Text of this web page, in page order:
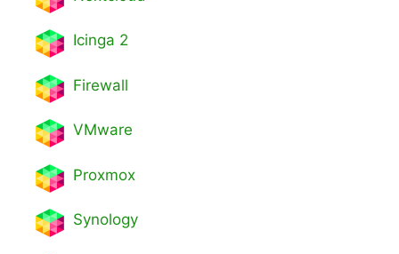
Icinga 2
Firewall
VMware
Proxmox
Synology